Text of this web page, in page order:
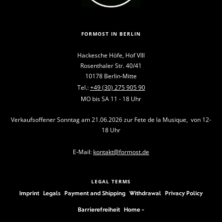
FORMOST IN BERLIN
Hackesche Höfe, Hof VIII
Rosenthaler Str. 40/41
10178 Berlin-Mitte
Tel.:+49 (30) 275 905 90
MO bis SA 11 - 18 Uhr
Verkaufsoffener Sonntag am 21.06.2026 zur Fete de la Musique, von 12-
18 Uhr
E-Mail: kontakt@formost.de
LEGAL TERMS
Imprint Legals Payment and Shipping Withdrawal Privacy Policy
Barrierefreiheit Home -